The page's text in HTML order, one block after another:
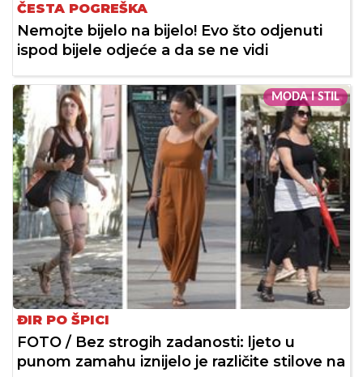
ČESTA POGREŠKA
Nemojte bijelo na bijelo! Evo što odjenuti
ispod bijele odjeće a da se ne vidi
MODA I STIL
ĐIR PO ŠPICI
FOTO / Bez strogih zadanosti: ljeto u
punom zamahu iznijelo je različite stilove na